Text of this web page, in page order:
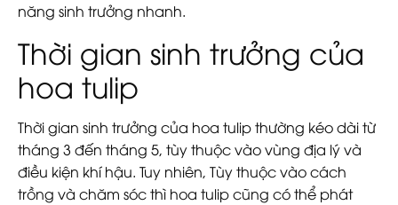
năng sinh trưởng nhanh.
Thời gian sinh trưởng của
hoa tulip
Thời gian sinh trưởng của hoa tulip thường kéo dài từ
tháng 3 đến tháng 5, tùy thuộc vào vùng địa lý và
điều kiện khí hậu. Tuy nhiên, Tùy thuộc vào cách
trồng và chăm sóc thì hoa tulip cũng có thể phát